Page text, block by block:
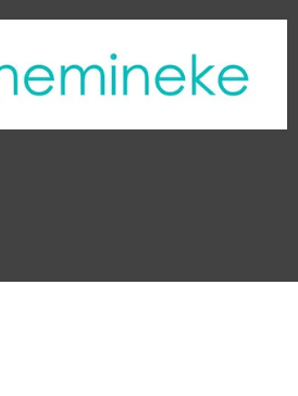
E
R